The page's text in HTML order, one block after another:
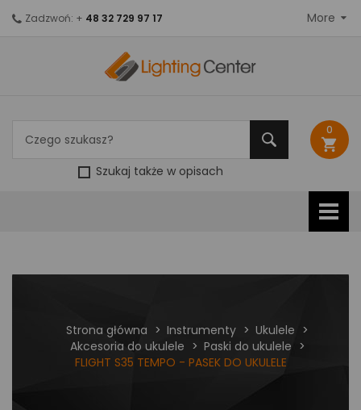
Szukaj także w opisach
0
shopping_cart
Zadzwoń: + 48 32 729 97 17 More
Strona główna Instrumenty
Ukulele
Akcesoria do ukulele
Paski do ukulele
FLIGHT S35 TEMPO - PASEK DO UKULELE